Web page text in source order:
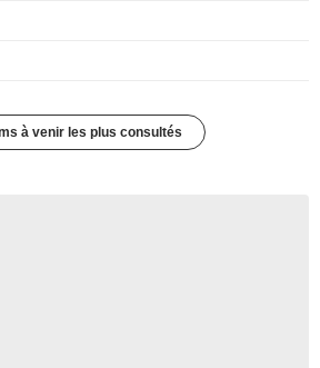
à venir les plus consultés